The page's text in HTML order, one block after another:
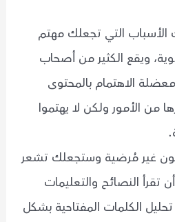
التي تجعلك مهتم
ويقع الكثير من أصحاب
الاهتمام بالمحتوى
من الأمور ولكن لا يهتموا
غير مُرضية وستجعلك تشعر
تقرأ النصائح والتعليمات
الكلمات المفتاحية بشكل